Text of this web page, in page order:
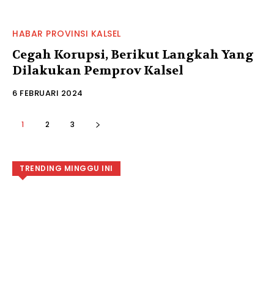
HABAR PROVINSI KALSEL
Cegah Korupsi, Berikut Langkah Yang
Dilakukan Pemprov Kalsel
6 FEBRUARI 2024
1 2 3
TRENDING MINGGU INI